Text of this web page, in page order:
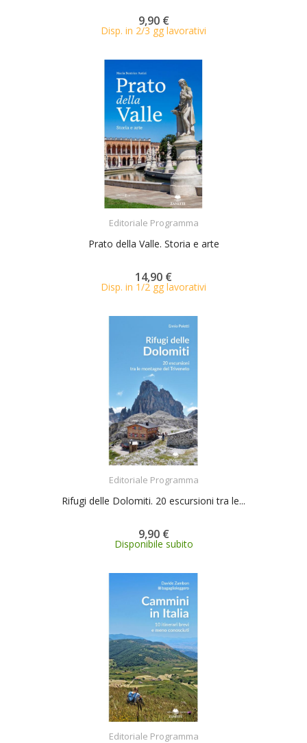
9,90 €
Disp. in 2/3 gg lavorativi
Editoriale Programma
Prato della Valle. Storia e arte
14,90 €
Disp. in 1/2 gg lavorativi
Editoriale Programma
Rifugi delle Dolomiti. 20 escursioni tra le...
9,90 €
Disponibile subito
Editoriale Programma